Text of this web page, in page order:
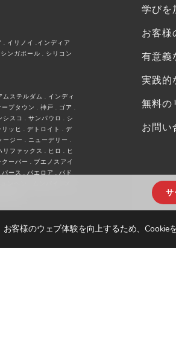
. イリノイ .インディア
ンガポール . シリコン
ステルダム . インディ
プタウン . 神戸 . ゴア .
スコ . サンパウロ . シ
ッヒ . デトロイト . デ
ージー . ニューデリー .
ファックス . ヒロ . ヒ
ーバー . ブエノスアイ
ース . パエロア . パド
学びを
お客様
有意義
実践的
無料の
お問い
サ
お客様のウェブ体験を向上するため、